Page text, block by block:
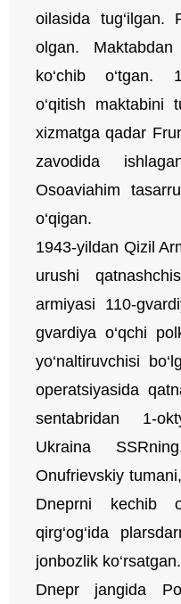
oilasida tug‘ilgan.
olgan.
ko‘chib o‘tgan.
o‘qitish maktabini
xizmatga qadar
zavodida
Osoaviahim
o‘qigan.
1943-yildan Qizil
urushi
armiyasi 110-
gvardiya o‘qchi
yo‘naltiruvchisi
operatsiyasida
sentabridan 1-
Ukraina
Onufrievskiy
Dneprni kechib
qirg‘og‘ida
jonbozlik ko‘rsatgan.
Dnepr jangida